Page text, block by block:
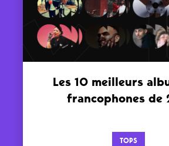
Les 10 meilleurs
francophones de
TOPS